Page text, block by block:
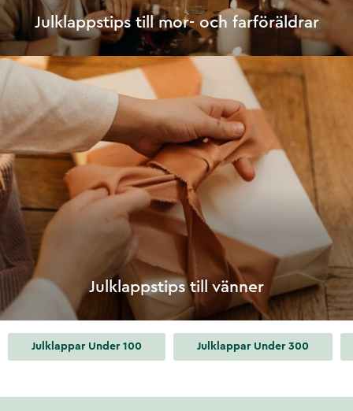
Julklappstips till mor- och farföräldrar
Julklappstips till vänner
Julklappar Under 100 Julklappar Under 300